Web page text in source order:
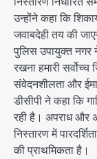
उन्होंने कहा कि
जवाबदेही तय की
पुलिस उपायुक्त नगर
रखना हमारी
संवेदनशीलता और
डीसीपी ने कहा कि
रही है। अपराध और
निस्तारण में
की प्राथमिकता है।